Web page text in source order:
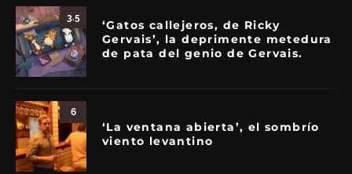
3.5
‘Gatos callejeros, de Ricky
Gervais’, la deprimente metedura
de pata del genio de Gervais.
6
‘La ventana abierta’, el sombrío
viento levantino